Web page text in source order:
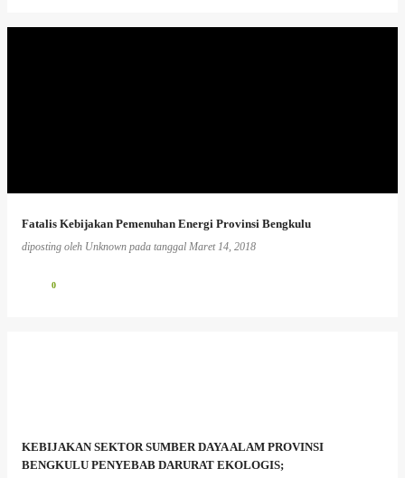
Fatalis Kebijakan Pemenuhan Energi Provinsi Bengkulu
diposting oleh Unknown pada tanggal Maret 14, 2018
0
KEBIJAKAN SEKTOR SUMBER DAYA ALAM PROVINSI
BENGKULU PENYEBAB DARURAT EKOLOGIS;